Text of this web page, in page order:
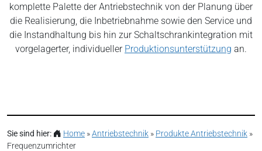
komplette Palette der Antriebstechnik von der Planung über
die Realisierung, die Inbetriebnahme sowie den Service und
die Instandhaltung bis hin zur Schaltschrankintegration mit
vorgelagerter, individueller Produktionsunterstützung an.
Sie sind hier: Home »Antriebstechnik » Produkte Antriebstechnik »
Frequenzumrichter